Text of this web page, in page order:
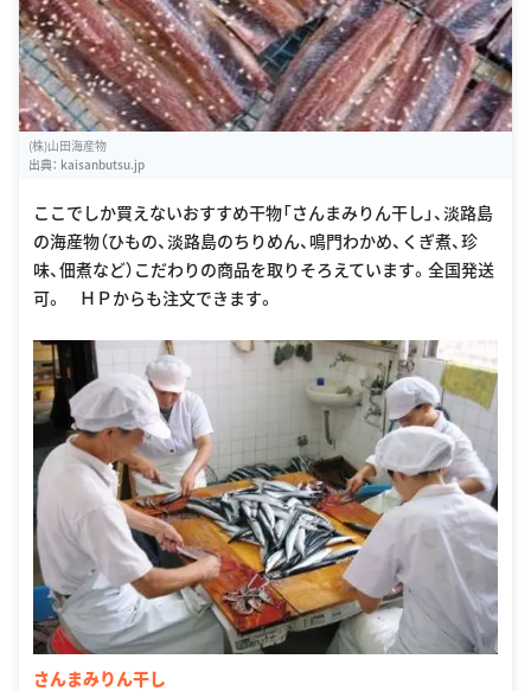
(株)山田海産物
出典： kaisanbutsu.jp
ここでしか買えないおすすめ干物「さんまみりん干し」、淡路島
の海産物（ひもの、淡路島のちりめん、鳴門わかめ、くぎ煮、珍
味、佃煮など）こだわりの商品を取りそろえています。全国発送
可。 ＨＰからも注文できます。
さんまみりん干し